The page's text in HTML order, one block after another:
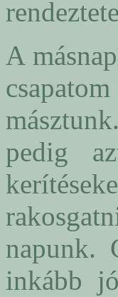
A
pedig
napunk.
inkább